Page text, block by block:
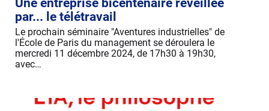
Une entreprise bicentenaire réveillée
par... le télétravail
Le prochain séminaire "Aventures industrielles" de
l'École de Paris du management se déroulera le
mercredi 11 décembre 2024, de 17h30 à 19h30,
avec…